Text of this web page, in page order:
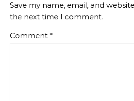
Save my name, email, and
the next time I comment.
Comment *